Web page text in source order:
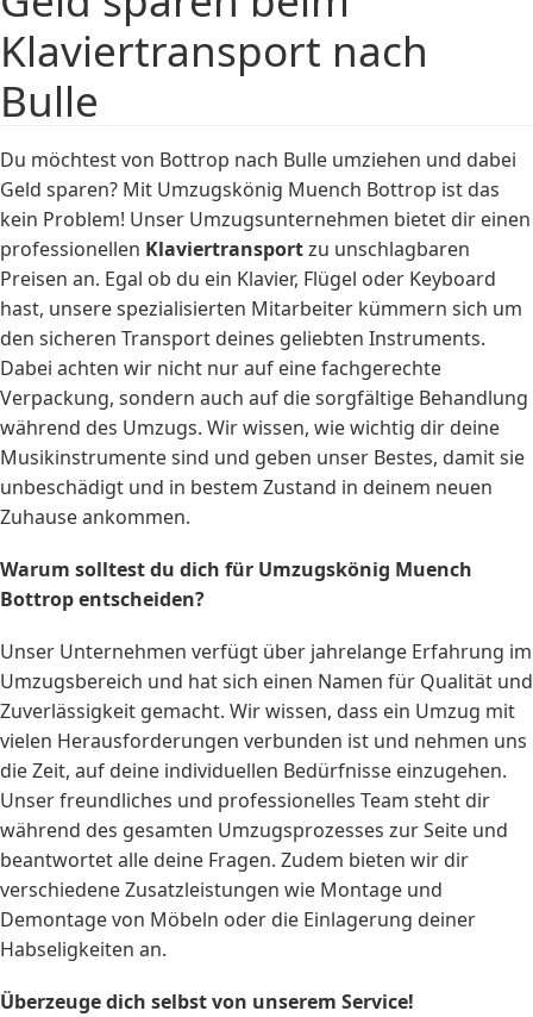
Klaviertransport nach
Bulle
Du möchtest von Bottrop nach Bulle umziehen und dabei
Geld sparen? Mit Umzugskönig Muench Bottrop ist das
kein Problem! Unser Umzugsunternehmen bietet dir einen
professionellen Klaviertransportzu unschlagbaren
Preisen an. Egal ob du ein Klavier, Flügel oder Keyboard
hast, unsere spezialisierten Mitarbeiter kümmern sich um
den sicheren Transport deines geliebten Instruments.
Dabei achten wir nicht nur auf eine fachgerechte
Verpackung, sondern auch auf die sorgfältige Behandlung
während des Umzugs. Wir wissen, wie wichtig dir deine
Musikinstrumente sind und geben unser Bestes, damit sie
unbeschädigt und in bestem Zustand in deinem neuen
Zuhause ankommen.
Warum solltest du dich für Umzugskönig Muench
Bottrop entscheiden?
Unser Unternehmen verfügt über jahrelange Erfahrung im
Umzugsbereich und hat sich einen Namen für Qualität und
Zuverlässigkeit gemacht. Wir wissen, dass ein Umzug mit
vielen Herausforderungen verbunden ist und nehmen uns
die Zeit, auf deine individuellen Bedürfnisse einzugehen.
Unser freundliches und professionelles Team steht dir
während des gesamten Umzugsprozesses zur Seite und
beantwortet alle deine Fragen. Zudem bieten wir dir
verschiedene Zusatzleistungen wie Montage und
Demontage von Möbeln oder die Einlagerung deiner
Habseligkeiten an.
Überzeuge dich selbst von unserem Service!